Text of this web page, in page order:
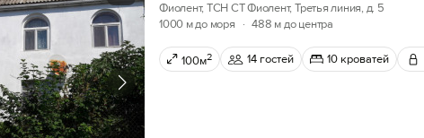
Фиолент, ТСН СТ Фиолент, Третья линия, д. 5
1000 м до моря
· 488 м до центра
100м2 14 гостей 10 кроватей